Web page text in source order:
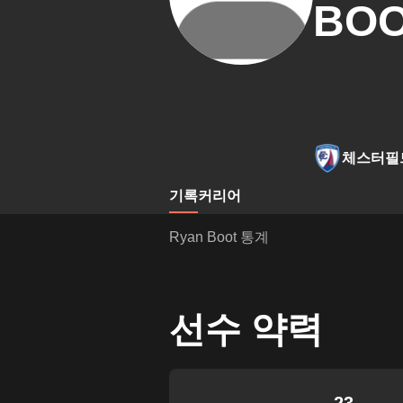
체스터필
기록커리어
Ryan Boot 통계
선수 약력